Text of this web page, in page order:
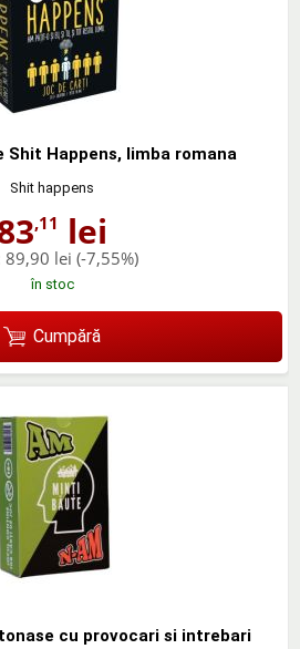
Happens, limba romana
Shit happens
,11 lei
89,90 lei (-7,55%)
în stoc
Cumpără
cu provocari si intrebari